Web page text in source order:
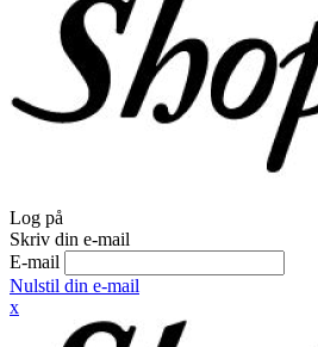
Log på
Skriv din e-mail
E-mail
Nulstil din e-mail
x